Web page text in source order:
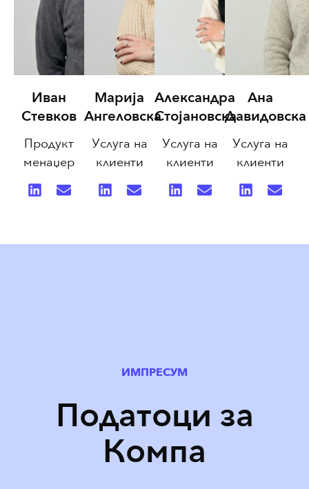
Иван
Стевков
Продукт
менаџер
Марија
Ангеловска
Услуга на
клиенти
Александра
Стојановска
Услуга на
клиенти
Ана
Давидовска
Услуга на
клиенти
ИМПРЕСУМ
Податоци за
Компа